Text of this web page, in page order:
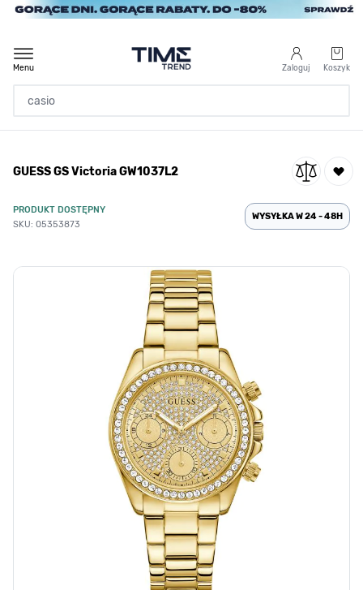
Przejdź do treści
Zaloguj Koszyk
Menu
/
Damskie
/
Wszystkie marki
/
Guess
GUESS GS Victoria GW1037L2
PRODUKT DOSTĘPNY
SKU: 05353873
WYSYŁKA W 24 - 48H